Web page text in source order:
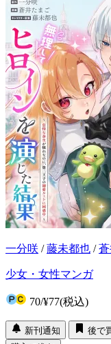
一分咲 /藤未都也 /
少女・女性マンガ
70/¥77(税込)
新刊通知
後で